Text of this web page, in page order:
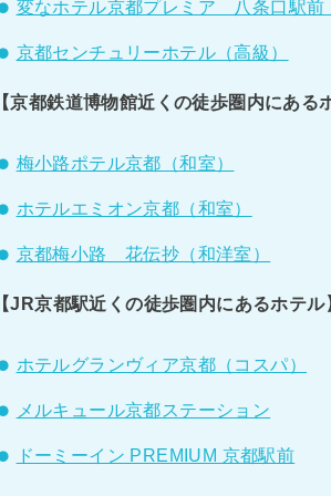
変なホテル京都プレミア 八条口駅前
京都センチュリーホテル（高級）
【京都鉄道博物館近くの徒歩圏内にある
梅小路ポテル京都（和室）
ホテルエミオン京都（和室）
京都梅小路 花伝抄（和洋室）
【JR京都駅近くの徒歩圏内にあるホテル
ホテルグランヴィア京都（コスパ）
メルキュール京都ステーション
ドーミーイン PREMIUM 京都駅前